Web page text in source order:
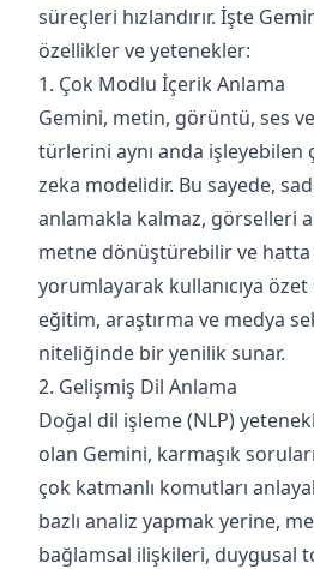
süreçleri hızlandırır. İşte
özellikler ve yetenekler:
1. Çok Modlu İçerik Anlama
Gemini, metin, görüntü, ses
türlerini aynı anda
zeka modelidir. Bu sayede,
anlamakla kalmaz, görselleri
metne dönüştürebilir ve hatta
yorumlayarak kullanıcıya
eğitim, araştırma ve medya
niteliğinde bir yenilik sunar.
2. Gelişmiş Dil Anlama
Doğal dil işleme (NLP)
olan Gemini, karmaşık
çok katmanlı komutları
bazlı analiz yapmak yerine,
bağlamsal ilişkileri, duygusal